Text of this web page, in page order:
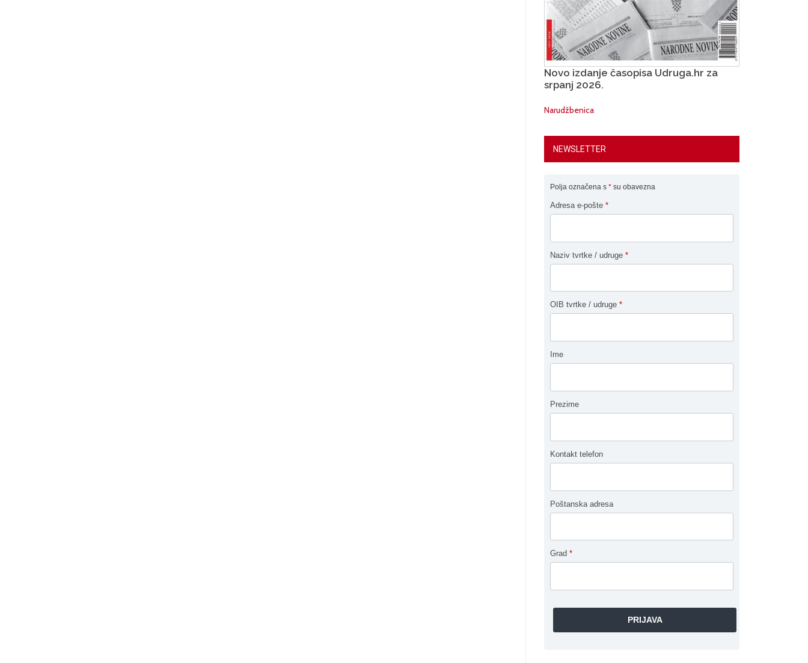
Novo izdanje časopisa Udruga.hr za
srpanj 2026.
Narudžbenica
NEWSLETTER
Polja označena s * su obavezna
Adresa e-pošte *
Naziv tvrtke / udruge *
OIB tvrtke / udruge *
Ime
Prezime
Kontakt telefon
Poštanska adresa
Grad *